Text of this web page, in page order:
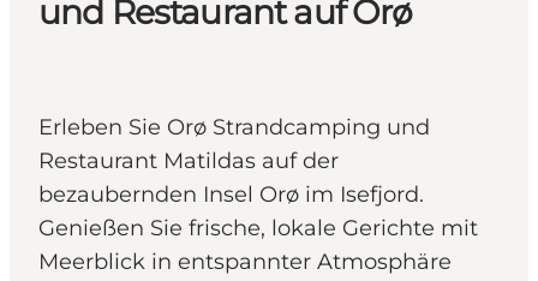
und Restaurant auf Orø
Erleben Sie Orø Strandcamping und
Restaurant Matildas auf der
bezaubernden Insel Orø im Isefjord.
Genießen Sie frische, lokale Gerichte mit
Meerblick in entspannter Atmosphäre